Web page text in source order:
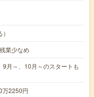
業少なめ
月～、10月～のスタートも
2250円